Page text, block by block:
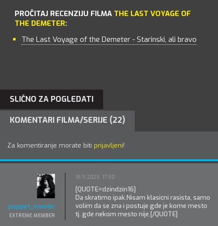
PROČITAJ RECENZIJU FILMA THE LAST VOYAGE OF
THE DEMETER:
The Last Voyage of the Demeter - Starinski, ali bravo
SLIČNO ZA POGLEDATI
KOMENTARI FILMA/SERIJE (22)
Za komentiranje morate biti prijavljeni!
puppet_master
EXTREME MEMBER
15.11.2023. 17:50
[QUOTE=dzindzin16]
Da skratimo ipak.Nisam klasicni rasista, samo
volim da se zna i postuje gde je kome mesto
tj. gde nekom mesto nije.[/QUOTE]